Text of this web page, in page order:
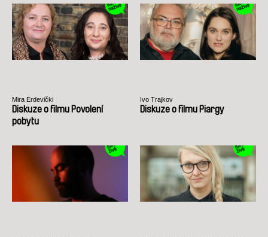
Mira Erdevički
Diskuze o filmu Povolení
pobytu
Ivo Trajkov
Diskuze o filmu Piargy